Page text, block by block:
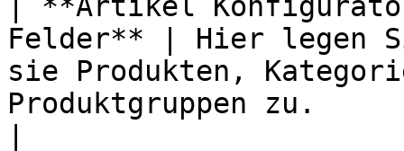
Felder** | Hier legen
sie Produkten,
Produktgruppen zu.